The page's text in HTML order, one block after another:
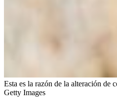
Esta es la razón de la alteración de
Getty Images